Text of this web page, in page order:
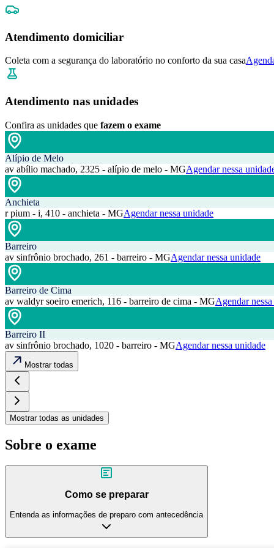
Atendimento domiciliar
Coleta com a segurança do laboratório no conforto da sua casa
Atendimento nas unidades
Confira as unidades que fazem o exame
Alípio de Melo
av abílio machado, 2325 - alípio de melo - MGAgendar nessa
Anchieta
r pium - i, 410 - anchieta - MGAgendar nessa unidade
Barreiro
av sinfrônio brochado, 261 - barreiro - MGAgendar nessa unidade
Barreiro de Cima
av waldyr soeiro emerich, 116 - barreiro de cima - MGAgendar
Barreiro II
av sinfrônio brochado, 1020 - barreiro - MGAgendar nessa unidade
Mostrar todas
Mostrar todas as unidades
Sobre o exame
Como se preparar
Entenda as informações de preparo com antecedência